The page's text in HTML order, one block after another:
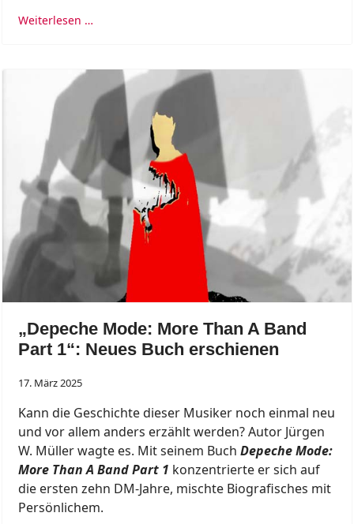
Weiterlesen …
„Depeche Mode: More Than A Band
Part 1“: Neues Buch erschienen
17. März 2025
Kann die Geschichte dieser Musiker noch einmal neu
und vor allem anders erzählt werden? Autor Jürgen
W. Müller wagte es. Mit seinem Buch Depeche Mode:
More Than A Band Part 1 konzentrierte er sich auf
die ersten zehn DM-Jahre, mischte Biografisches mit
Persönlichem.